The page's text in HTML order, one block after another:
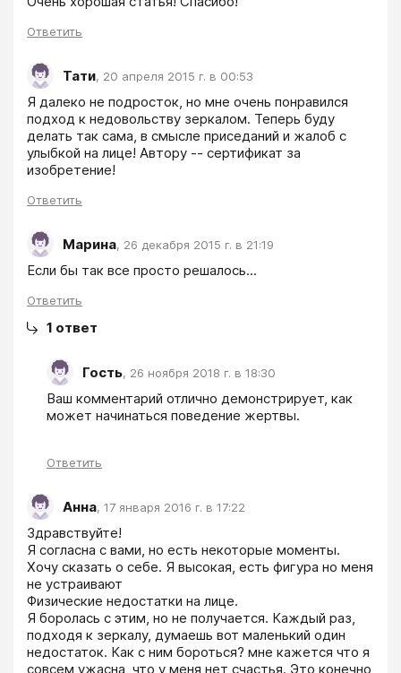
Ответить
Тати, 20 апреля 2015 г. в 00:53
Я далеко не подросток, но мне очень понравился
подход к недовольству зеркалом. Теперь буду
делать так сама, в смысле приседаний и жалоб с
улыбкой на лице! Автору -- сертификат за
изобретение!
Ответить
Марина, 26 декабря 2015 г. в 21:19
Если бы так все просто решалось...
Ответить
1 ответ
Гость, 26 ноября 2018 г. в 18:30
Ваш комментарий отлично демонстрирует, как
может начинаться поведение жертвы.
Ответить
Анна, 17 января 2016 г. в 17:22
Здравствуйте!
Я согласна с вами, но есть некоторые моменты.
Хочу сказать о себе. Я высокая, есть фигура но меня
не устраивают
Физические недостатки на лице.
Я боролась с этим, но не получается. Каждый раз,
подходя к зеркалу, думаешь вот маленький один
недостаток. Как с ним бороться? мне кажется что я
совсем ужасна, что у меня нет счастья. Это конечно